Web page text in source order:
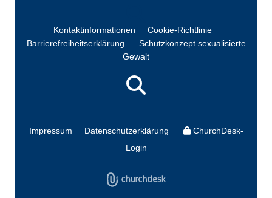
Kontaktinformationen
Cookie-Richtlinie
Barrierefreiheitserklärung
Schutzkonzept sexualisierte
Gewalt
Impressum Datenschutzerklärung
ChurchDesk-
Login